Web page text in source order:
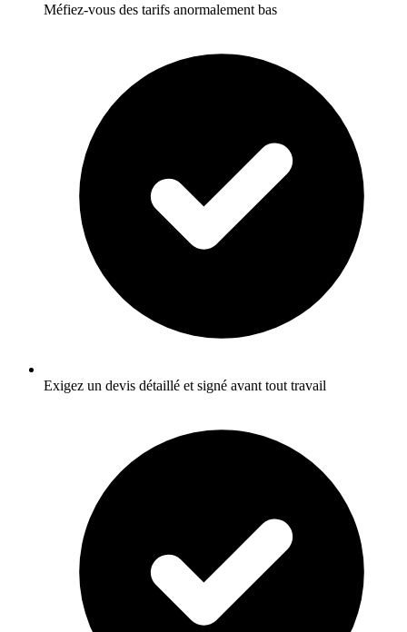
Méfiez-vous des tarifs anormalement bas
Exigez un devis détaillé et signé avant tout travail